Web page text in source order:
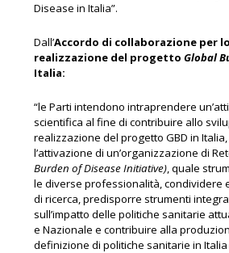
Disease in Italia”.
Dall’Accordo di collaborazione per
realizzazione del progetto Global
Italia:
“le Parti intendono intraprendere
scientifica al fine di contribuire allo
realizzazione del progetto GBD in
l’attivazione di un’organizzazione di
Burden of Disease Initiative), quale
le diverse professionalità, condividere
di ricerca, predisporre strumenti
sull’impatto delle politiche sanitarie
e Nazionale e contribuire alla
definizione di politiche sanitarie in